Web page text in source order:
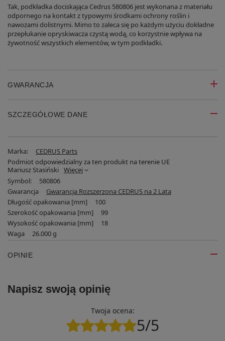
Tak, podkładka dociskająca Cedrus 580806 jest wykonana z materiału
odpornego na kontakt z typowymi środkami ochrony roślin i
nawozami dolistnymi. Mimo to zaleca się po każdym użyciu dokładne
przepłukanie opryskiwacza czystą wodą, co korzystnie wpływa na
żywotność wszystkich elementów, w tym podkładki.
GWARANCJA
SZCZEGÓŁOWE DANE
Marka:
CEDRUS Parts
Podmiot odpowiedzialny za ten produkt na terenie UE
Mariusz Stasiński Więcej
Symbol:
580806
Gwarancja
Gwarancja Rozszerzona CEDRUS na 2 Lata
Długość opakowania [mm]
100
Szerokość opakowania [mm]
99
Wysokość opakowania [mm]
18
Waga
26.000 g
OPINIE
Napisz swoją opinię
Twoja ocena:
5/5